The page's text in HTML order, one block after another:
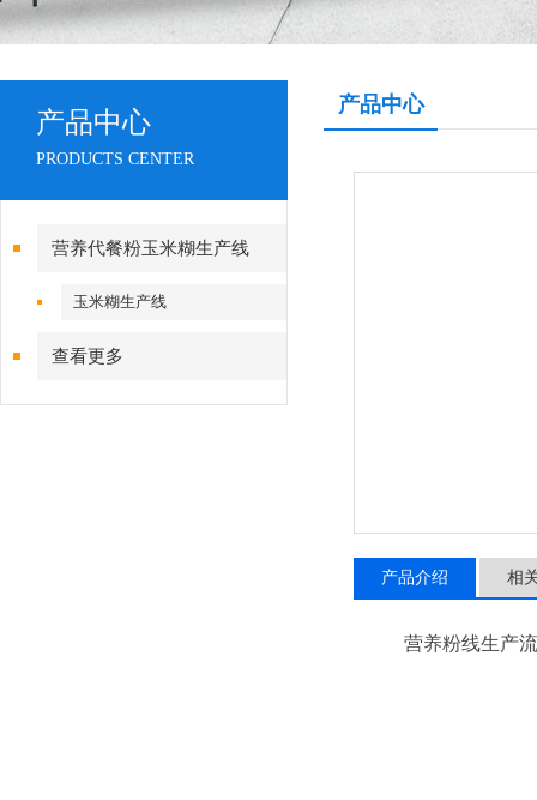
产品中心
PRODUCTS CENTER
营养代餐粉玉米糊生产线
玉米糊生产线
查看更多
产品中心
产品介绍 相
营养粉线生产